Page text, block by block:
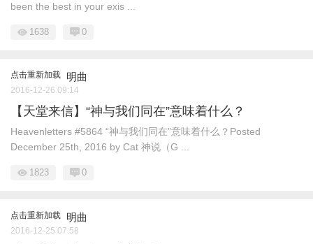
been the best in your exis ...
1638 0
点击重新加载 明曲
2016-12-26 09:14
【天堂来信】“神与我们同在”意味着什么？
Heavenletters #5864 “神与我们同在”意味着什么？Posted
December 25th, 2016 by Cat 神说（G ...
1823 0
点击重新加载 明曲
2016-12-25 07:58